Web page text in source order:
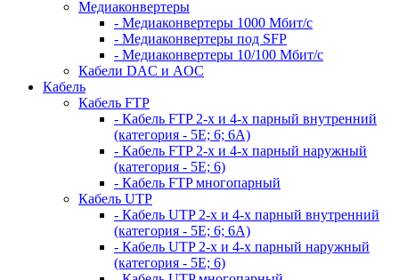
Медиаконвертеры
- Медиаконвертеры 1000 Мбит/с
- Медиаконвертеры под SFP
- Медиаконвертеры 10/100 Мбит/с
Кабели DAC и AOC
Кабель
Кабель FTP
- Кабель FTP 2-х и 4-х парный внутренний
(категория - 5Е; 6; 6А)
- Кабель FTP 2-х и 4-х парный наружный
(категория - 5Е; 6)
- Кабель FTP многопарный
Кабель UTP
- Кабель UTP 2-х и 4-х парный внутренний
(категория - 5Е; 6; 6А)
- Кабель UTP 2-х и 4-х парный наружный
(категория - 5Е; 6)